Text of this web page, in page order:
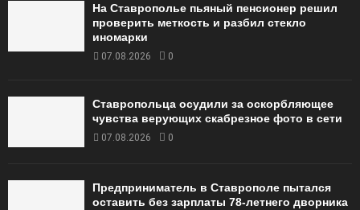
На Ставрополье пьяный пенсионер решил
проверить меткость и разбил стекло
иномарки
07.08.2026 0
Ставропольца осудили за оскорбляющее
чувства верующих скабрезное фото в сети
07.08.2026 0
Предприниматель в Ставрополе пытался
оставить без зарплаты 78-летнего дворника